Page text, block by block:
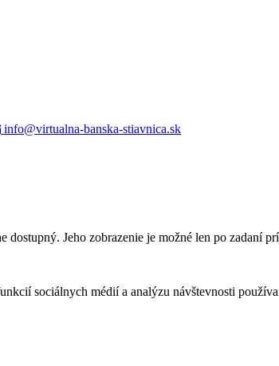
info@virtualna-banska-stiavnica.sk
dostupný. Jeho zobrazenie je možné len po zadaní
sociálnych médií a analýzu návštevnosti